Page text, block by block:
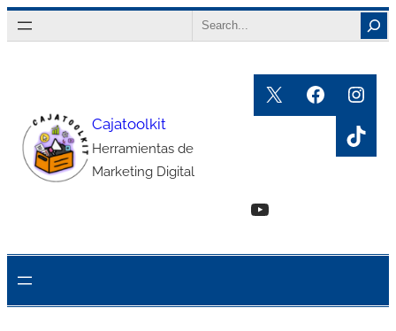
Saltar
al
Search
Cajatoolkit
Herramientas de
Marketing Digital
X
YouTube